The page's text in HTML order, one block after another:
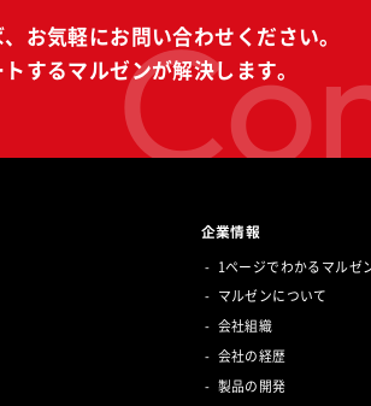
お気軽にお問い合わせください。
するマルゼンが解決します。
企業情報
1ページでわかるマルゼ
マルゼンについて
会社組織
会社の経歴
製品の開発